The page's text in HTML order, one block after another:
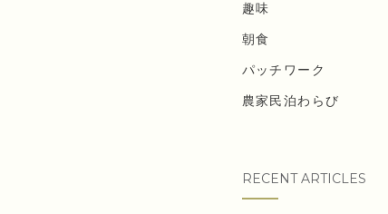
趣味
朝食
パッチワーク
農家民泊わらび
RECENT ARTICLES